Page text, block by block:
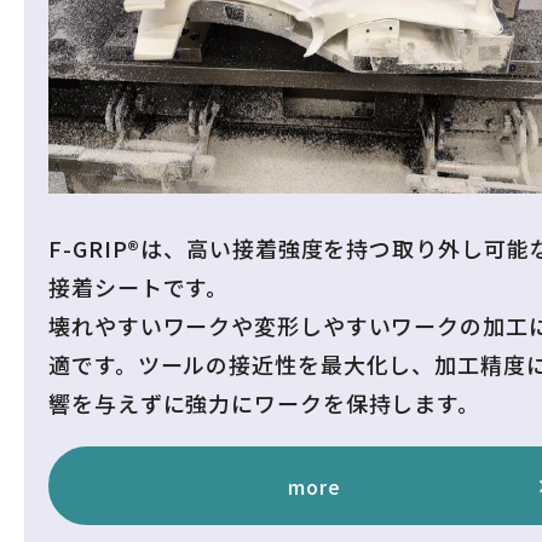
F-GRIP®は、高い接着強度を持つ取り外し可能
接着シートです。
壊れやすいワークや変形しやすいワークの加工
適です。ツールの接近性を最大化し、加工精度
響を与えずに強力にワークを保持します。
more